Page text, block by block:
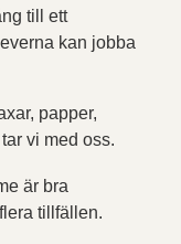
till ett
kan jobba
papper,
vi med oss.
är bra
tillfällen.